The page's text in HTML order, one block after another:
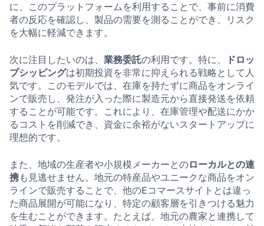
に、このプラットフォームを利用することで、事前に消費
者の反応を確認し、製品の需要を測ることができ、リスク
を大幅に軽減できます。
次に注目したいのは、 業務委託の利用です。特に、
ドロッ
プシッピングは初期投資を非常に抑えられる戦略として人
気です。このモデルでは、在庫を持たずに商品をオンライ
ンで販売し、発注が入った際に製造元から直接発送を依頼
することが可能です。これにより、在庫管理や配送にかか
るコストを削減でき、資金に余裕がないスタートアップに
理想的です。
また、地域の生産者や小規模メーカーとのローカルとの連
携も見逃せません。地元の特産品やユニークな商品をオン
ラインで販売することで、他のEコマースサイトとは違っ
た商品展開が可能になり、特定の顧客層を引きつける魅力
を生むことができます。たとえば、地元の農家と連携して